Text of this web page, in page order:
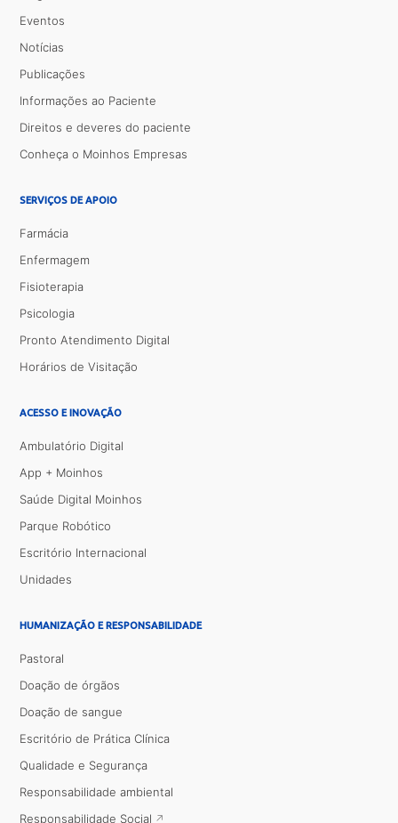
Eventos
Notícias
Publicações
Informações ao Paciente
Direitos e deveres do paciente
Conheça o Moinhos Empresas
SERVIÇOS DE APOIO
Farmácia
Enfermagem
Fisioterapia
Psicologia
Pronto Atendimento Digital
Horários de Visitação
ACESSO E INOVAÇÃO
Ambulatório Digital
App + Moinhos
Saúde Digital Moinhos
Parque Robótico
Escritório Internacional
Unidades
HUMANIZAÇÃO E RESPONSABILIDADE
Pastoral
Doação de órgãos
Doação de sangue
Escritório de Prática Clínica
Qualidade e Segurança
Responsabilidade ambiental
Responsabilidade Social